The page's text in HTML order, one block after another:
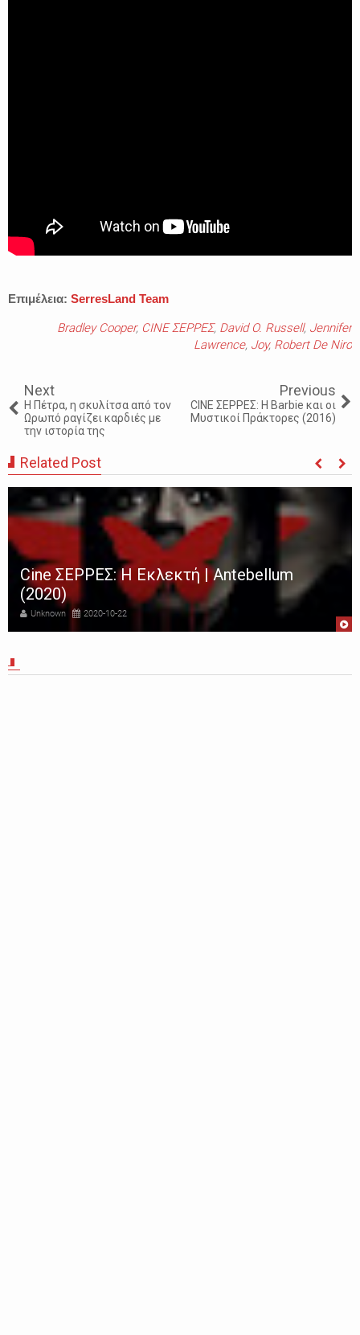
Επιμέλεια: SerresLand Team
Bradley Cooper, CINE ΣΕΡΡΕΣ, David O. Russell, Jennifer
Lawrence, Joy, Robert De Niro
Next
Η Πέτρα, η σκυλίτσα από τον
Ωρωπό ραγίζει καρδιές με
την ιστορία της
Previous
CINE ΣΕΡΡΕΣ: Η Barbie και οι
Μυστικοί Πράκτορες (2016)
Related Post
Cine ΣΕΡΡΕΣ: Η Εκλεκτή | Antebellum
(2020)
Unknown 2020-10-22